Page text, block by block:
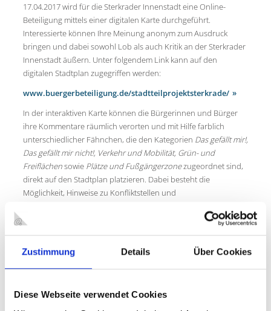
Zustimmung Details Über Cookies
Diese Webseite verwendet Cookies
17.04.2017 wird für die Sterkrader Innenstadt eine Online-
Beteiligung mittels einer digitalen Karte durchgeführt.
Interessierte können Ihre Meinung anonym zum Ausdruck
bringen und dabei sowohl Lob als auch Kritik an der Sterkrader
Innenstadt äußern. Unter folgendem Link kann auf den
digitalen Stadtplan zugegriffen werden:
www.buergerbeteiligung.de/stadtteilprojektsterkrade/
In der interaktiven Karte können die Bürgerinnen und Bürger
ihre Kommentare räumlich verorten und mit Hilfe farblich
unterschiedlicher Fähnchen, die den Kategorien Das gefällt mir!,
Das gefällt mir nicht!, Verkehr und Mobilität, Grün- und
Freiflächensowie Plätze und Fußgängerzonezugeordnet sind,
direkt auf den Stadtplan platzieren. Dabei besteht die
Möglichkeit, Hinweise zu Konfliktstellen und
Nahmobilität als auch hinsichtlich gestalterischer Aspekte zu
geben. Neben dem Setzen eigener Fähnchen können auch
Anregungen anderer Nutzerinnen und Nutzer jederzeit
eingesehen werden und sind für jedermann frei zugänglich.
vor allem von der aktiven und kreativen Teilnahme seiner